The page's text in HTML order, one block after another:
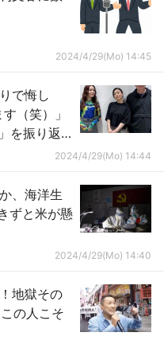
2024/4/29(Mo) 14:45
で悔し
（笑）」
を振り返る
tell
2024/4/29(Mo) 14:44
、海洋生
ずと米が懸
2024/4/29(Mo) 14:40
地獄その
の人こそ